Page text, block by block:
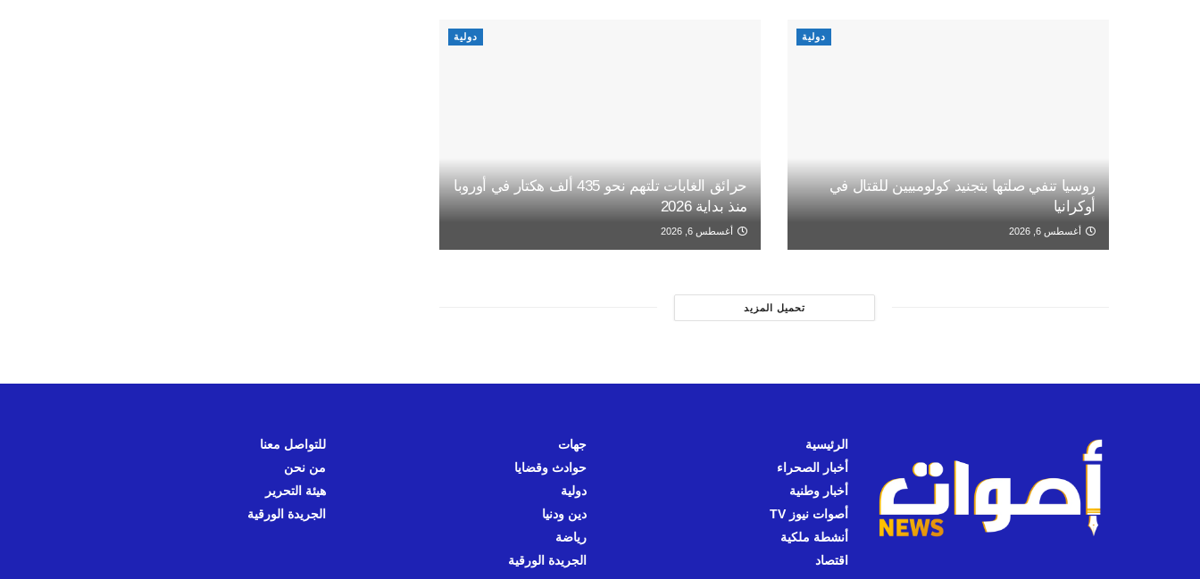
دولية
روسيا تنفي صلتها بتجنيد كولومبيين للقتال في
أوكرانيا
أغسطس 6, 2026
دولية
حرائق الغابات تلتهم نحو 435 ألف هكتار في أوروبا
منذ بداية 2026
أغسطس 6, 2026
تحميل المزيد
الرئيسية
أخبار الصحراء
أخبار وطنية
أصوات نيوز TV
أنشطة ملكية
اقتصاد
جهات
حوادث وقضايا
دولية
دين ودنيا
رياضة
الجريدة الورقية
للتواصل معنا
من نحن
هيئة التحرير
الجريدة الورقية